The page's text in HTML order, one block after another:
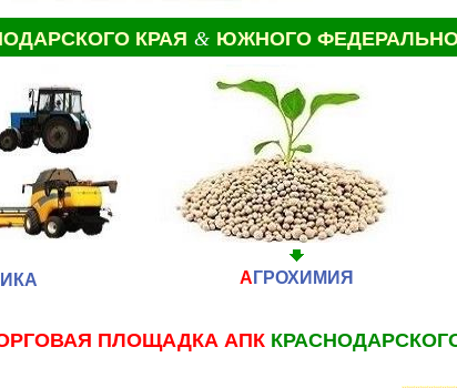
КРАЯ & ЮЖНОГО
А ГРОХИМИЯ
ПЛОЩАДКА АПК